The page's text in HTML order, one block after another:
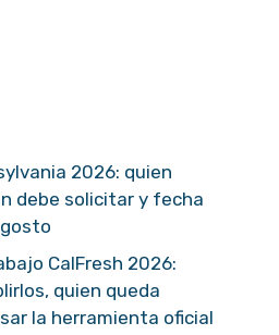
2026: quien
debe solicitar y fecha
CalFresh 2026:
quien queda
la herramienta oficial